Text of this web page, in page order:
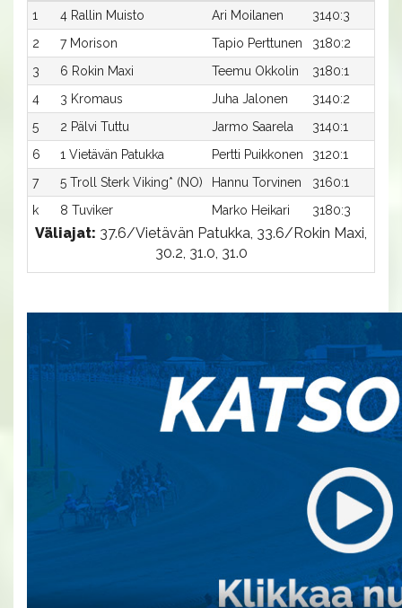
1
4 Rallin Muisto Ari Moilanen 3140:3
2
7 Morison Tapio Perttunen 3180:2
3
6 Rokin Maxi Teemu Okkolin 3180:1
4
3 Kromaus Juha Jalonen 3140:2
5
2 Pälvi Tuttu Jarmo Saarela 3140:1
6
1 Vietävän Patukka Pertti Puikkonen 3120:1
7
5 Troll Sterk Viking* (NO) Hannu Torvinen 3160:1
k
8 Tuviker Marko Heikari 3180:3
Väliajat: 37.6/Vietävän Patukka, 33.6/Rokin Maxi,
30.2, 31.0, 31.0